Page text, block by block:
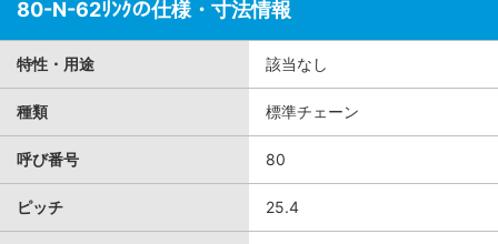
80-N-62ﾘﾝｸの仕様・寸法情報
特性・用途 該当なし
種類 標準チェーン
呼び番号 80
ピッチ 25.4